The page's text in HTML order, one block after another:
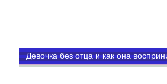
Девочка без отца и как она